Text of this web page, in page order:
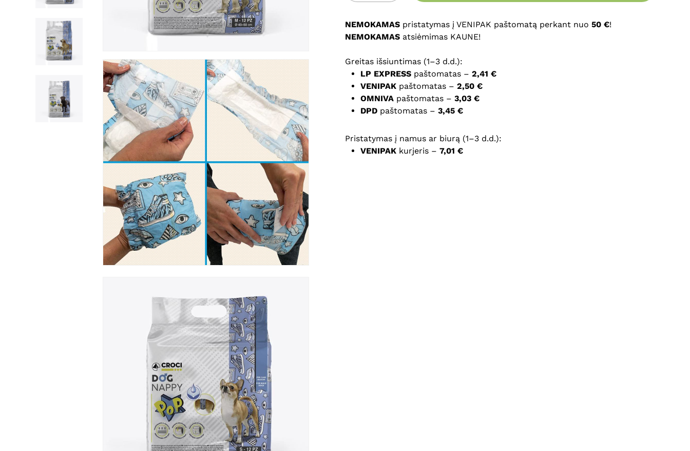
NEMOKAMAS pristatymas į VENIPAK paštomatą perkant nuo 50 €!
NEMOKAMAS atsiėmimas KAUNE!
Greitas išsiuntimas (1–3 d.d.):
LP EXPRESS paštomatas – 2,41 €
VENIPAK paštomatas – 2,50 €
OMNIVA paštomatas – 3,03 €
DPD paštomatas – 3,45 €
Pristatymas į namus ar biurą (1–3 d.d.):
VENIPAK kurjeris – 7,01 €
Noriu savo interneto naršyklėje išsaugoti vardą, el. pašto adresą ir interneto
puslapį, kad jų nebereiktų įvesti iš naujo, kai kitą kartą vėl norėsiu parašyti